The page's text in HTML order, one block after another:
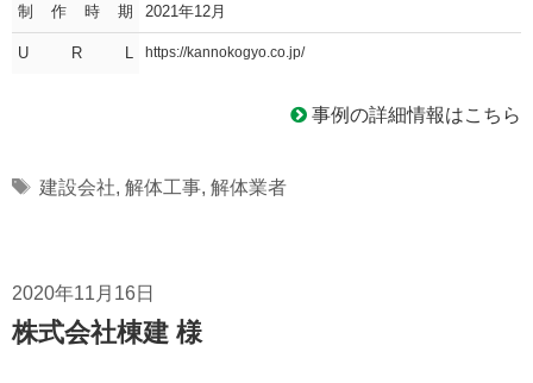
制作時期 2021年12月
U R L https://kannokogyo.co.jp/
事例の詳細情報はこちら
Tags
建設会社, 解体工事, 解体業者
2020年11月16日
株式会社棟建 様